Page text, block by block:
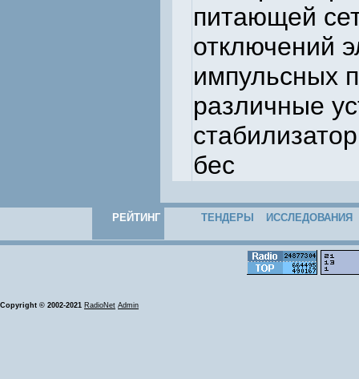
питающей
отключений
импульсных
различные
бес
РЕЙТИНГ ТЕНДЕРЫ ИССЛЕДОВАНИЯ
Copyright © 2002-2021 RadioNet Admin